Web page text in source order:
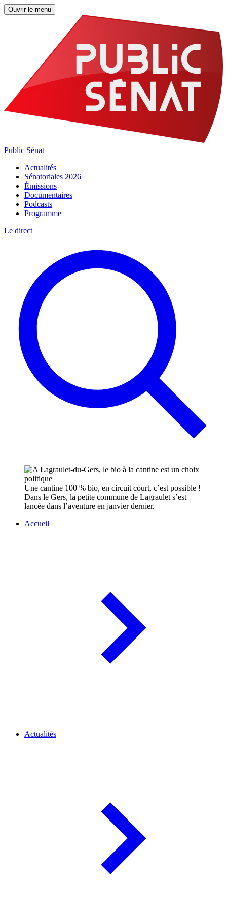
Ouvrir le menu
Public Sénat
Actualités
Sénatoriales 2026
Émissions
Documentaires
Podcasts
Programme
Le direct
Une cantine 100 % bio, en circuit court, c’est possible !
Dans le Gers, la petite commune de Lagraulet s’est
lancée dans l’aventure en janvier dernier.
Accueil
Actualités